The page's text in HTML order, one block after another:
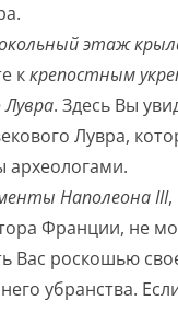
этаж
ккрепостным
. Здесь Вы
Лувра,
археологами.
Наполеона III,
Франции, не
Вас роскошью
убранства.